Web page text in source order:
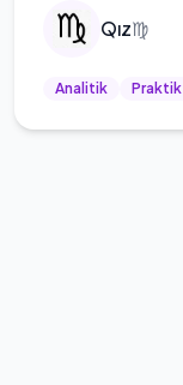
Qız♍
Analitik Praktik